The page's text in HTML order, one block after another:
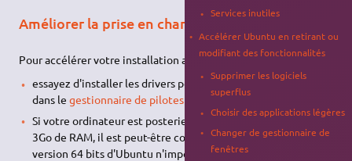
Améliorer la prise en charge du matériel
Pour accélérer votre installation actuelle :
essayez d'installer les drivers pour votre carte graphique
dans le gestionnaire de pilotes propriétaires.
Si votre ordinateur est posterieur à 2004 et possède plus de
3Go de RAM, il est peut-être compatible 64 bits. Installer la
version 64 bits d'Ubuntu n'impose quasi aucune limitation !
Services inutiles
Accélérer Ubuntu en retirant ou
modifiant des fonctionnalités
Supprimer les logiciels
superflus
Choisir des applications légères
Changer de gestionnaire de
fenêtres